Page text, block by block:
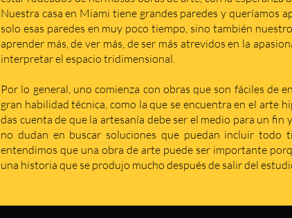
Nuestra casa en Miami tiene grandes paredes y queríamos
solo esas paredes en muy poco tiempo, sino también
aprender más, de ver más, de ser más atrevidos en la
interpretar el espacio tridimensional.
Por lo general, uno comienza con obras que son fáciles de
gran habilidad técnica, como la que se encuentra en el arte
das cuenta de que la artesanía debe ser el medio para un
no dudan en buscar soluciones que puedan incluir
entendimos que una obra de arte puede ser importante
una historia que se produjo mucho después de salir del